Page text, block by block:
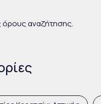
όρους αναζήτησης.